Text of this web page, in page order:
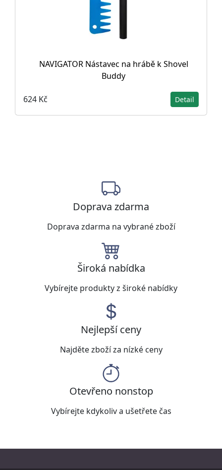
NAVIGATOR Nástavec na hrábě k Shovel
Buddy
624 Kč Detail
Doprava zdarma
Doprava zdarma na vybrané zboží
Široká nabídka
Vybírejte produkty z široké nabídky
Nejlepší ceny
Najděte zboží za nízké ceny
Otevřeno nonstop
Vybírejte kdykoliv a ušetřete čas